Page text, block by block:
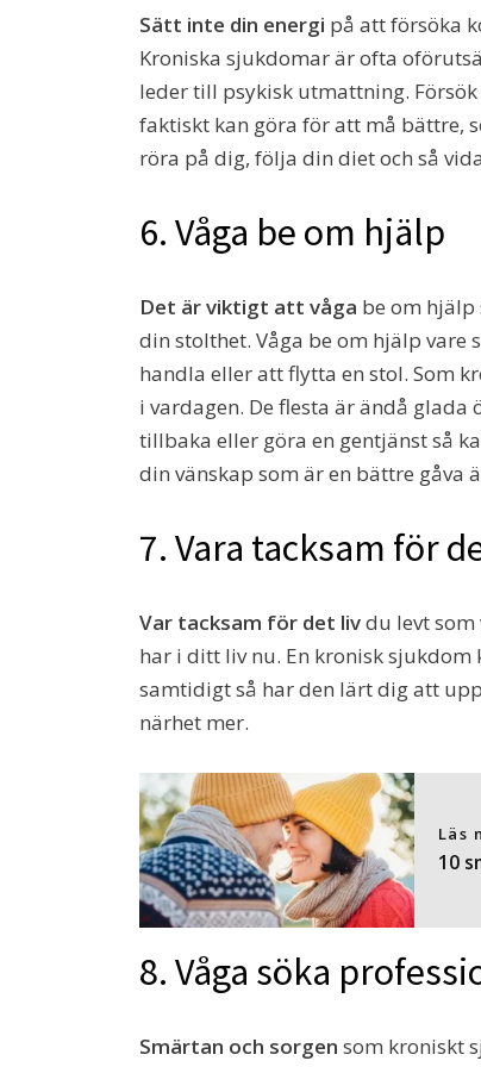
Sätt inte din energi på att försöka
Kroniska sjukdomar är ofta
leder till psykisk utmattning.
faktiskt kan göra för att må bättre,
röra på dig, följa din diet och så
6. Våga be om hjälp
Det är viktigt att våga be om hjälp
din stolthet. Våga be om hjälp
handla eller att flytta en stol. Som
i vardagen. De flesta är ändå
tillbaka eller göra en gentjänst så
din vänskap som är en bättre gåva
7. Vara tacksam för
Var tacksam för det livdu levt
har i ditt liv nu. En kronisk sjukdom
samtidigt så har den lärt dig att
närhet mer.
Läs
10
8. Våga söka
Smärtan och sorgen som kroniskt